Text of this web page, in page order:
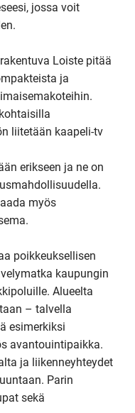
jossa voit
Loiste pitää
ja
liitetään kaapeli-tv
erikseen ja ne on
myös
poikkeuksellisen
kaupungin
Alueelta
– talvella
esimerkiksi
avantouintipaikka.
ja liikenneyhteydet
Parin
sekä